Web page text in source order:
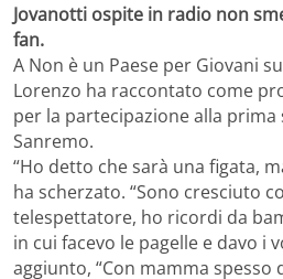
Jovanotti ospite in radio non
fan.
A Non è un Paese per Giovani
Lorenzo ha raccontato come
per la partecipazione alla prima
Sanremo.
“Ho detto che sarà una figata,
ha scherzato. “Sono cresciuto
telespettatore, ho ricordi da
in cui facevo le pagelle e davo i
aggiunto, “Con mamma spesso